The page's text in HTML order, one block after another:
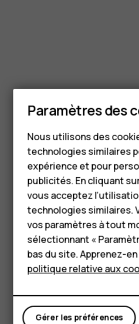
Téléphones
Accessoires
HMD Terra M
Pour les
Tablettes
Boutique
6.43
Paramètres des
Nous utilisons des
technologies similaires
expérience et pour
publicités. En cliquant
vous acceptez
technologies similaires.
vos paramètres à tout
sélectionnant «
bas du site. Apprenez-
politique relative aux
Gérer les préférences